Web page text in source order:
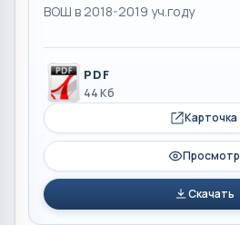
ВОШ в 2018-2019 уч.году
PDF
44 Кб
Карточка
Просмотр
Скачать